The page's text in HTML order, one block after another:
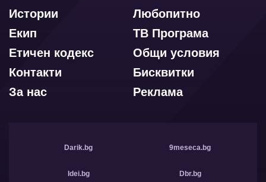
Любопитно
Истории
ТВ Програма
Екип
Общи условия
Етичен кодекс
Бисквитки
Контакти
Реклама
За нас
Darik.bg 9meseca.bg
Idei.bg Dbr.bg